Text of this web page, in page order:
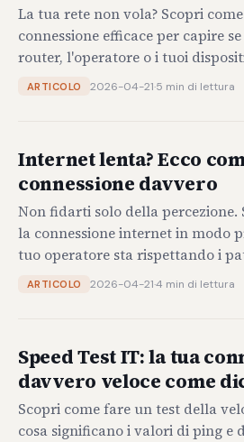
La tua rete non vola? Scopri
connessione efficace per capire
router, l'operatore o i tuoi
ARTICOLO 2026-04-21·5 min di lettura
Internet lenta? Ecco
connessione davvero
Non fidarti solo della percezione.
la connessione internet in modo
tuo operatore sta rispettando i
ARTICOLO 2026-04-21·4 min di lettura
Speed Test IT: la tua
davvero veloce come
Scopri come fare un test della
cosa significano i valori di ping e